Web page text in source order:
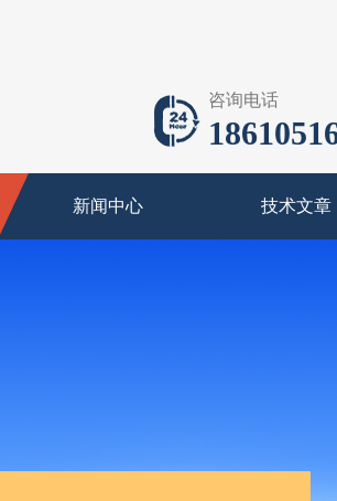
咨询电话
新闻中心 技术文章